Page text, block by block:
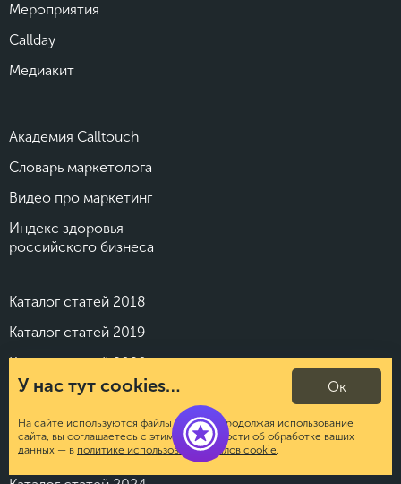
Мероприятия
Callday
Медиакит
Академия Calltouch
Словарь маркетолога
Видео про маркетинг
Индекс здоровья
российского бизнеса
Каталог статей 2018
Каталог статей 2019
Каталог статей 2020
Каталог статей 2021
Каталог статей 2022
Каталог статей 2023
У нас тут cookies…
На сайте используются файлы cookies. Продолжая использование
сайта, вы соглашаетесь с этим. Подробности об обработке ваших
данных — в политике использования файлов cookie.
Ок